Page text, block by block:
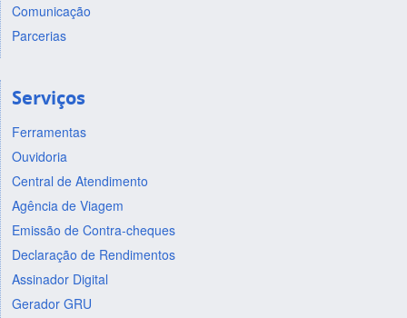
Comunicação
Parcerias
Serviços
Ferramentas
Ouvidoria
Central de Atendimento
Agência de Viagem
Emissão de Contra-cheques
Declaração de Rendimentos
Assinador Digital
Gerador GRU